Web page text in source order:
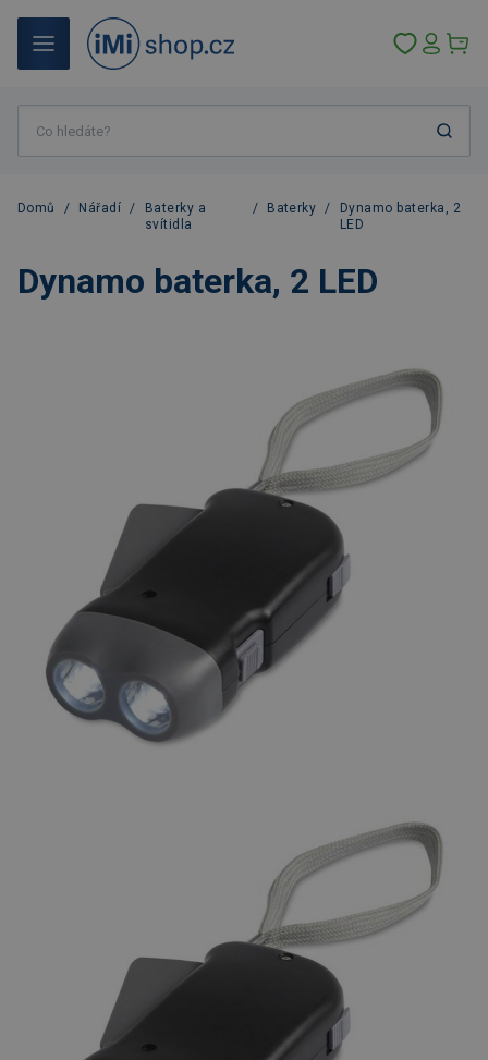
Domů / Nářadí /
Baterky a
svítidla
/ Baterky /
Dynamo baterka, 2
LED
Dynamo baterka, 2 LED